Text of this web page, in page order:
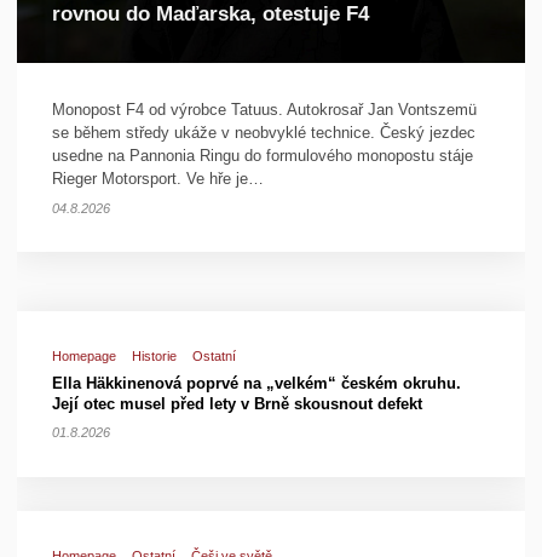
rovnou do Maďarska, otestuje F4
Monopost F4 od výrobce Tatuus. Autokrosař Jan Vontszemü
se během středy ukáže v neobvyklé technice. Český jezdec
usedne na Pannonia Ringu do formulového monopostu stáje
Rieger Motorsport. Ve hře je…
04.8.2026
Homepage Historie Ostatní
Ella Häkkinenová poprvé na „velkém“ českém okruhu.
Její otec musel před lety v Brně skousnout defekt
01.8.2026